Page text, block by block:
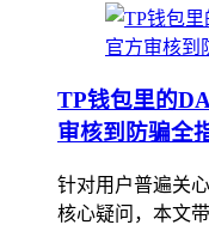
TP钱包里的
审核到防骗全
针对用户普遍关
核心疑问，本文